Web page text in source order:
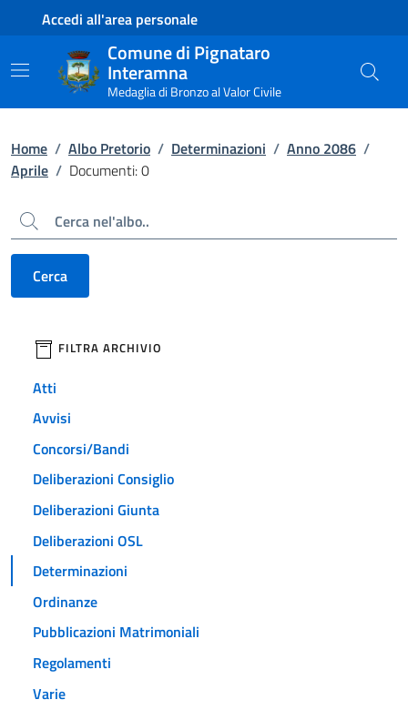
Contenuto principale
Piede di paginaAccedi all'area personale
Comune di Pignataro
Interamna
Medaglia di Bronzo al Valor Civile
Home / Albo Pretorio / Determinazioni / Anno 2086 /
Aprile / Documenti: 0
Cerca
Cerca
filtri da applicare
FILTRA ARCHIVIO
Atti
Avvisi
Concorsi/Bandi
Deliberazioni Consiglio
Deliberazioni Giunta
Deliberazioni OSL
Determinazioni
Ordinanze
Pubblicazioni Matrimoniali
Regolamenti
Varie